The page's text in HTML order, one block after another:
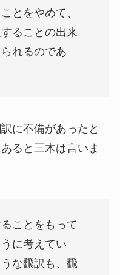
とをやめて、
ることの出来
れるのであ
に不備があったと
ると三木は言いま
ことをもって
に考えてい
な飜訳も、飜